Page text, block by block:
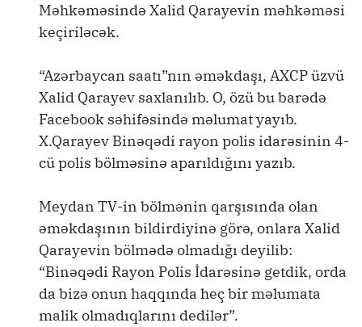
Məhkəməsində Xalid Qarayevin məhkəməsi
keçiriləcək.
“Azərbaycan saatı”nın əməkdaşı, AXCP üzvü
Xalid Qarayev saxlanılıb. O, özü bu barədə
Facebook səhifəsində məlumat yayıb.
X.Qarayev Binəqədi rayon polis idarəsinin 4-
cü polis bölməsinə aparıldığını yazıb.
Meydan TV-in bölmənin qarşısında olan
əməkdaşının bildirdiyinə görə, onlara Xalid
Qarayevin bölmədə olmadığı deyilib:
“Binəqədi Rayon Polis İdarəsinə getdik, orda
da bizə onun haqqında heç bir məlumata
malik olmadıqlarını dedilər”.